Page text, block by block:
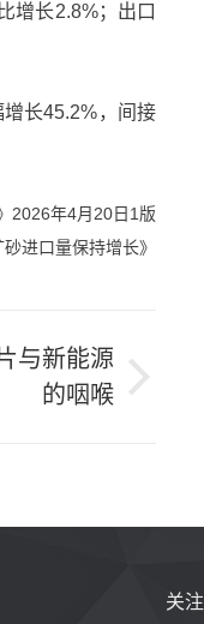
增长2.8%；出口
长45.2%，间接
2026年4月20日1版
进口量保持增长》
与新能源
的咽喉
关